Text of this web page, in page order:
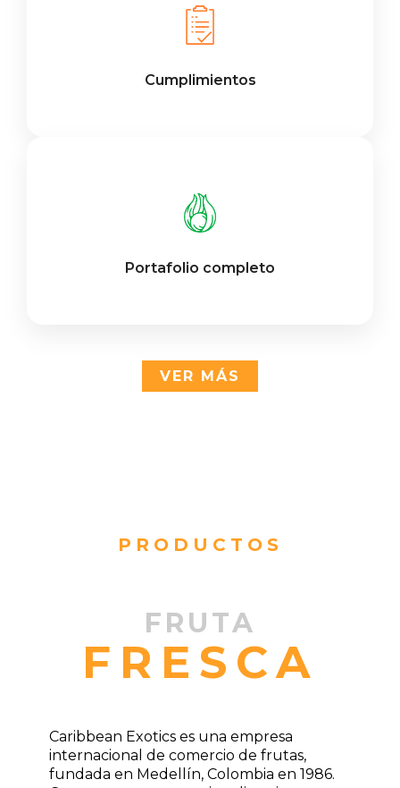
Cumplimientos
Portafolio completo
VER MÁS
PRODUCTOS
FRUTA
FRESCA
Caribbean Exotics es una empresa
internacional de comercio de frutas,
fundada en Medellín, Colombia en 1986.